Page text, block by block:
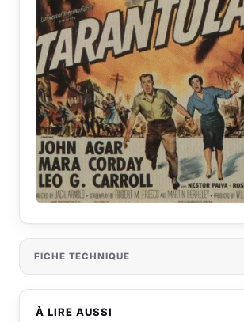
À LIRE AUSSI
FICHE TECHNIQUE